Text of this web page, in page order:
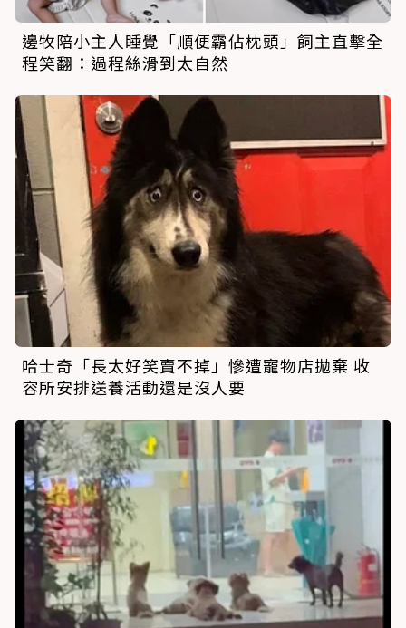
邊牧陪小主人睡覺「順便霸佔枕頭」飼主直擊全
程笑翻：過程絲滑到太自然
哈士奇「長太好笑賣不掉」慘遭寵物店拋棄 收
容所安排送養活動還是沒人要